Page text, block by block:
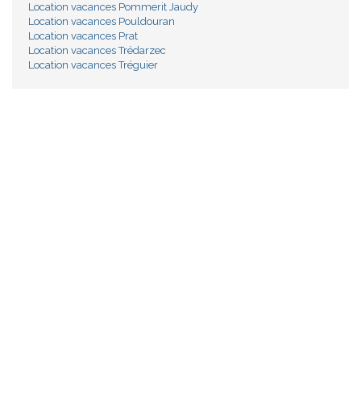
Location vacances Pommerit Jaudy
Location vacances Pouldouran
Location vacances Prat
Location vacances Trédarzec
Location vacances Tréguier